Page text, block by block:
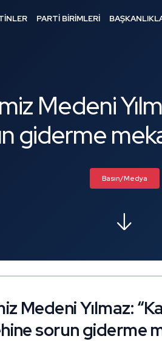
PARTİ BİRİMLERİ
Medeni
giderme
Basın/Medya
Medeni Yılmaz:
sorun giderme